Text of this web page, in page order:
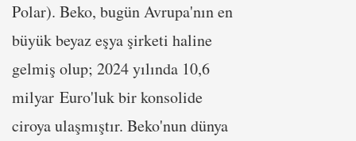
Polar). Beko, bugün Avrupa'nın en
büyük beyaz eşya şirketi haline
gelmiş olup; 2024 yılında 10,6
milyar Euro'luk bir konsolide
ciroya ulaşmıştır. Beko'nun dünya